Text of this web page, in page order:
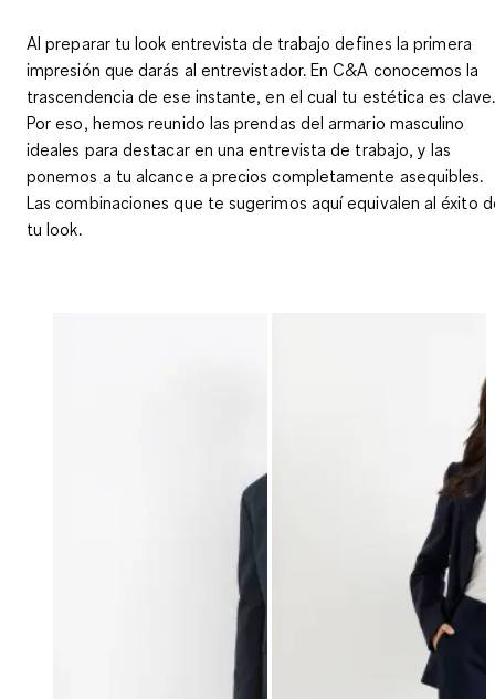
Al preparar tu look entrevista de trabajo defines la primera
impresión que darás al entrevistador. En C&A conocemos la
trascendencia de ese instante, en el cual tu estética es clave.
Por eso, hemos reunido las prendas del armario masculino
ideales para destacar en una entrevista de trabajo, y las
ponemos a tu alcance a precios completamente asequibles.
Las combinaciones que te sugerimos aquí equivalen al éxito
tu look.